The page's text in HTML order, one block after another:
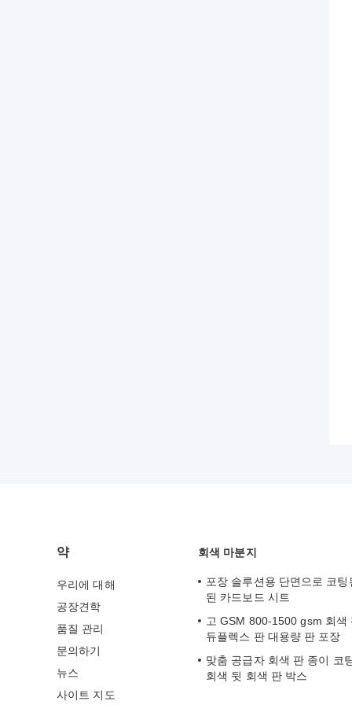
약
우리에 대해
공장견학
품질 관리
문의하기
뉴스
사이트 지도
회색 마분지
포장 솔루션용 단면으로 코
된 카드보드 시트
고 GSM 800-1500 gsm 회색
듀플렉스 판 대용량 판 포장
맞춤 공급자 회색 판 종이 코
회색 뒷 회색 판 박스